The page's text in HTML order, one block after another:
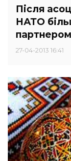
Після
НАТО
партнером
27-04-2013 16:41